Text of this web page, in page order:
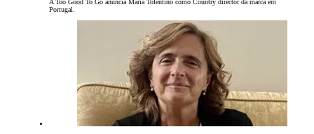
A Too Good To Go anuncia Maria Tolentino como Country director da marca em
Portugal.